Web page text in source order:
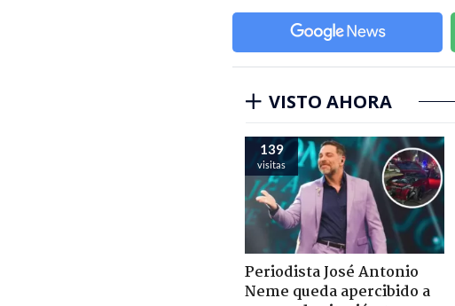
VISTO AHORA
139
visitas
Periodista José Antonio
Neme queda apercibido a